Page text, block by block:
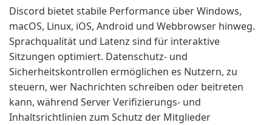
Discord bietet stabile Performance über Windows,
macOS, Linux, iOS, Android und Webbrowser hinweg.
Sprachqualität und Latenz sind für interaktive
Sitzungen optimiert. Datenschutz- und
Sicherheitskontrollen ermöglichen es Nutzern, zu
steuern, wer Nachrichten schreiben oder beitreten
kann, während Server Verifizierungs- und
Inhaltsrichtlinien zum Schutz der Mitglieder